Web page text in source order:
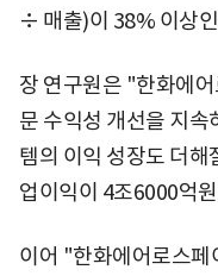
÷ 매출)이 38% 이상
장 연구원은 "한화에
문 수익성 개선을 지
템의 이익 성장도 더
업이익이 4조6000억
이어 "한화에어로스페